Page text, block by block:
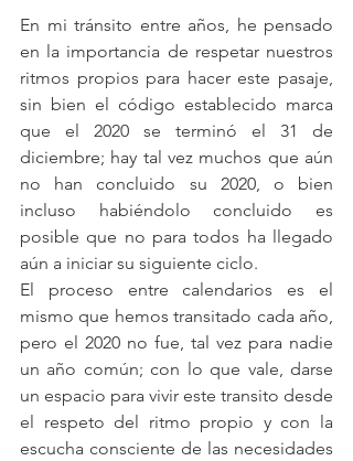
En mi tránsito entre años, he pensado
en la importancia de respetar nuestros
ritmos propios para hacer este pasaje,
sin bien el código establecido marca
que el 2020 se terminó el 31 de
diciembre; hay tal vez muchos que aún
no han concluido su 2020, o bien
incluso habiéndolo concluido es
posible que no para todos ha llegado
aún a iniciar su siguiente ciclo.
El proceso entre calendarios es el
mismo que hemos transitado cada año,
pero el 2020 no fue, tal vez para nadie
un año común; con lo que vale, darse
un espacio para vivir este transito desde
el respeto del ritmo propio y con la
escucha consciente de las necesidades